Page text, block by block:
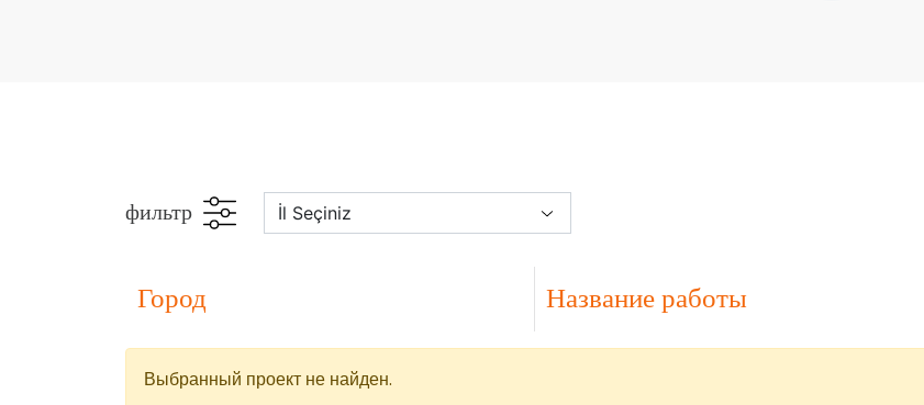
фильтр
город Название работы
Выбранный проект не найден.